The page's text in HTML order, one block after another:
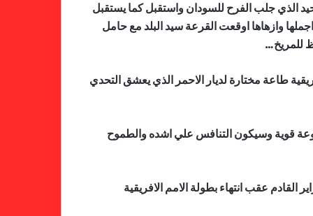
الذي جلب الفرح للسودان واستقبل كما يستقبل
وازهاها اوقعت القرعة سيد البلد مع حامل
للمريخ…
طاعة مختارة لديار الاحمر الذي يعشق التحدي
قوية وسيكون التنافس علي اشده والطموح
عقب انتهاء بطولة الامم الافريقية